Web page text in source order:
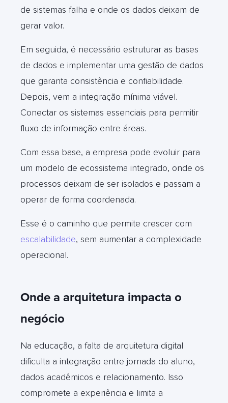
de sistemas falha e onde os dados deixam de
gerar valor.
Em seguida, é necessário estruturar as bases
de dados e implementar uma gestão de dados
que garanta consistência e confiabilidade.
Depois, vem a integração mínima viável.
Conectar os sistemas essenciais para permitir
fluxo de informação entre áreas.
Com essa base, a empresa pode evoluir para
um modelo de ecossistema integrado, onde os
processos deixam de ser isolados e passam a
operar de forma coordenada.
Esse é o caminho que permite crescer com
escalabilidade, sem aumentar a complexidade
operacional.
Onde a arquitetura impacta o
negócio
Na educação, a falta de arquitetura digital
dificulta a integração entre jornada do aluno,
dados acadêmicos e relacionamento. Isso
compromete a experiência e limita a